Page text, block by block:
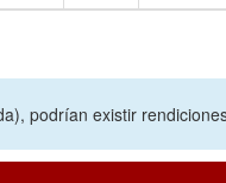
podrían existir